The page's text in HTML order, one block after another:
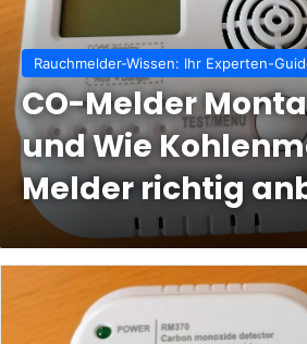
Rauchmelder-Wissen: Ihr Experten-
CO-Melder
und Wie
Melder richtig